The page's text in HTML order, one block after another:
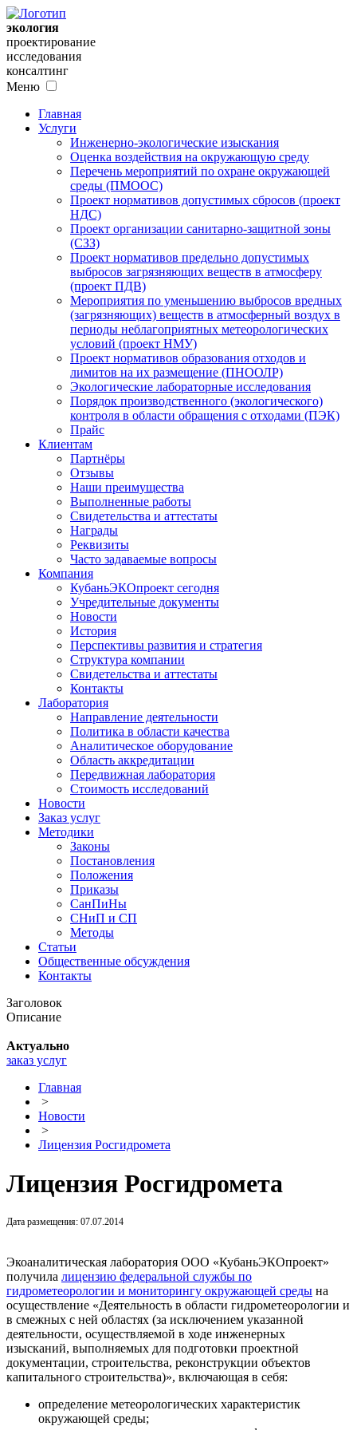
экология
проектирование
исследования
консалтинг
Меню
Главная
Услуги
Инженерно-экологические изыскания
Оценка воздействия на окружающую среду
Перечень мероприятий по охране окружающей
среды (ПМООС)
Проект нормативов допустимых сбросов (проект
НДС)
Проект организации санитарно-защитной зоны
(СЗЗ)
Проект нормативов предельно допустимых
выбросов загрязняющих веществ в атмосферу
(проект ПДВ)
Мероприятия по уменьшению выбросов вредных
(загрязняющих) веществ в атмосферный воздух в
периоды неблагоприятных метеорологических
условий (проект НМУ)
Проект нормативов образования отходов и
лимитов на их размещение (ПНООЛР)
Экологические лабораторные исследования
Порядок производственного (экологического)
контроля в области обращения с отходами (ПЭК)
Прайс
Клиентам
Партнёры
Отзывы
Наши преимущества
Выполненные работы
Свидетельства и аттестаты
Награды
Реквизиты
Часто задаваемые вопросы
Компания
КубаньЭКОпроект сегодня
Учредительные документы
Новости
История
Перспективы развития и стратегия
Структура компании
Свидетельства и аттестаты
Контакты
Лаборатория
Направление деятельности
Политика в области качества
Аналитическое оборудование
Область аккредитации
Передвижная лаборатория
Стоимость исследований
Новости
Заказ услуг
Методики
Законы
Постановления
Положения
Приказы
СанПиНы
СНиП и СП
Методы
Статьи
Общественные обсуждения
Контакты
Заголовок
Описание
Актуально
заказ услуг
Главная
>
Новости
>
Лицензия Росгидромета
Лицензия Росгидромета
Дата размещения: 07.07.2014
Экоаналитическая лаборатория ООО «КубаньЭКОпроект»
получила лицензию федеральной службы по
гидрометеорологии и мониторингу окружающей среды на
осуществление «Деятельность в области гидрометеорологии и
в смежных с ней областях (за исключением указанной
деятельности, осуществляемой в ходе инженерных
изысканий, выполняемых для подготовки проектной
документации, строительства, реконструкции объектов
капитального строительства)», включающая в себя:
определение метеорологических характеристик
окружающей среды;